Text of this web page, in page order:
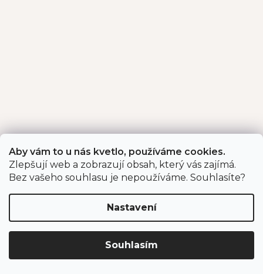
Aby vám to u nás kvetlo, používáme cookies.
Zlepšují web a zobrazují obsah, který vás zajímá.
Bez vašeho souhlasu je nepoužíváme. Souhlasíte?
Nastavení
Souhlasím